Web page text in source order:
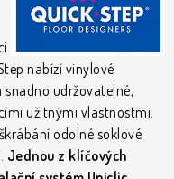
nabízí vinylové
udržovatelné,
užitnými vlastnostmi.
odolné soklové
Jednou z klíčových